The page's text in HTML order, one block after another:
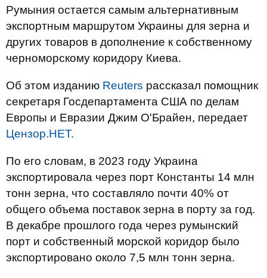
Румыния остается самым альтернативным
экспортным маршрутом Украины для зерна и
других товаров в дополнение к собственному
черноморскому коридору Киева.
Об этом изданию Reuters рассказал помощник
секретаря Госдепартамента США по делам
Европы и Евразии Джим О'Брайен, передает
Цензор.НЕТ.
По его словам, в 2023 году Украина
экспортировала через порт Константы 14 млн
тонн зерна, что составляло почти 40% от
общего объема поставок зерна в порту за год.
В декабре прошлого года через румынский
порт и собственный морской коридор было
экспортировано около 7,5 млн тонн зерна.